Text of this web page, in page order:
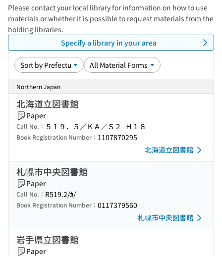
Please contact your local library for information on how to use
materials or whether it is possible to request materials from the
holding libraries.
Specify a library in your area
Northern Japan
北海道立図書館
Paper
Call No.： ５１９．５／ＫＡ／Ｓ２−Ｈ１８
Book Registration Number： 1107870295
北海道立図書館
札幌市中央図書館
Paper
Call No.： R519.2/ｶ/
Book Registration Number： 0117379560
札幌市中央図書館
岩手県立図書館
Paper